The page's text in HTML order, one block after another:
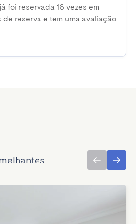
foi reservada 16 vezes em
reserva e tem uma avaliação